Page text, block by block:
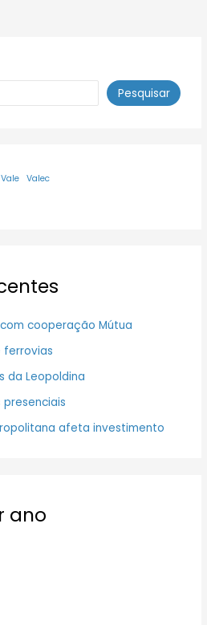
Pesquisar
Vale Valec
cooperação Mútua
ferrovias
da Leopoldina
presenciais
afeta investimento
ano